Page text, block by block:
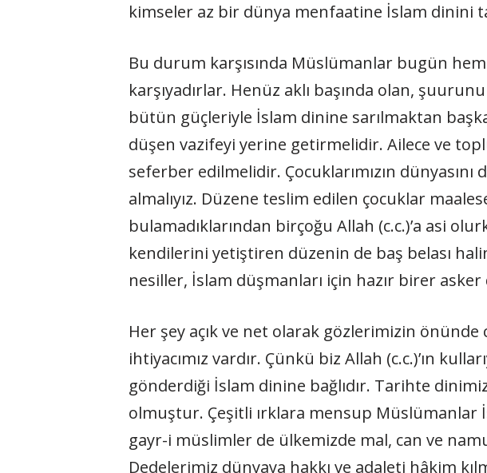
kimseler az bir dünya menfaatine İslam dinini
Bu durum karşısında Müslümanlar bugün
karşıyadırlar. Henüz aklı başında olan,
bütün güçleriyle İslam dinine sarılmaktan
düşen vazifeyi yerine getirmelidir. Ailece ve
seferber edilmelidir. Çocuklarımızın
almalıyız. Düzene teslim edilen çocuklar
bulamadıklarından birçoğu Allah (c.c.)’a asi
kendilerini yetiştiren düzenin de baş belası
nesiller, İslam düşmanları için hazır birer
Her şey açık ve net olarak gözlerimizin
ihtiyacımız vardır. Çünkü biz Allah (c.c.)’ın
gönderdiği İslam dinine bağlıdır. Tarihte
olmuştur. Çeşitli ırklara mensup Müslümanlar
gayr-i müslimler de ülkemizde mal, can ve
Dedelerimiz dünyaya hakkı ve adaleti hâkim